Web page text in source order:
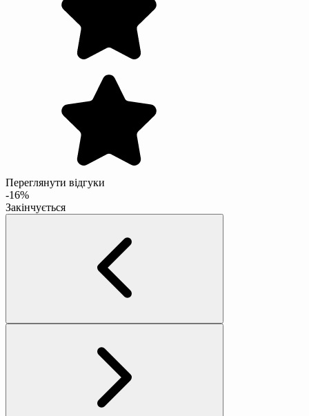
Переглянути відгуки
-16%
Закінчується